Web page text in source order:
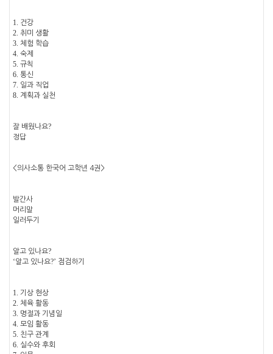
1. 건강
2. 취미 생활
3. 체험 학습
4. 숙제
5. 규칙
6. 통신
7. 일과 직업
8. 계획과 실천
잘 배웠나요?
정답
<의사소통 한국어 고학년 4권 >
발간사
머리말
일러두기
알고 있나요?
‘알고 있나요?’ 점검하기
1. 기상 현상
2. 체육 활동
3. 명절과 기념일
4. 모임 활동
5. 친구 관계
6. 실수와 후회